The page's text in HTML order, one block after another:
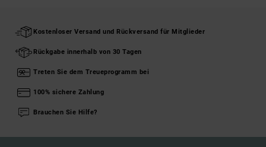
Kostenloser Versand und Rückversand für Mitglieder
Rückgabe innerhalb von 30 Tagen
Treten Sie dem Treueprogramm bei
100% sichere Zahlung
Brauchen Sie Hilfe?